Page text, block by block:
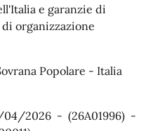
e garanzie di
organizzazione
Popolare - Italia
04/2026 - (26A01996) -